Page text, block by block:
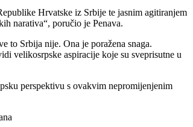
Hrvatske iz Srbije te jasnim agitiranjem
narativa“, poručio je Penava.
to Srbija nije. Ona je poražena snaga.
velikosrpske aspiracije koje su sveprisutne u
perspektivu s ovakvim nepromijenjenim